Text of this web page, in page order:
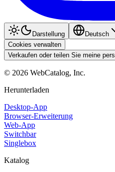
Darstellung
Deutsch
Cookies verwalten
Verkaufen oder teilen Sie meine
© 2026 WebCatalog, Inc.
Herunterladen
Desktop-App
Browser-Erweiterung
Web-App
Switchbar
Singlebox
Katalog